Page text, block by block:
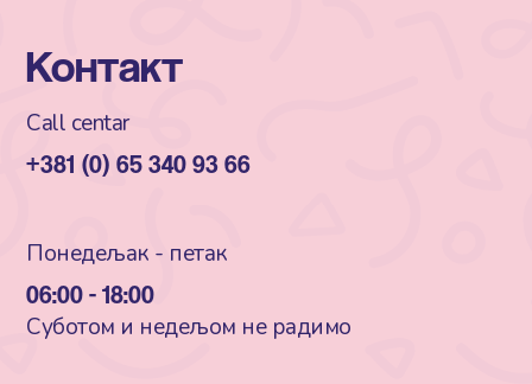
Контакт
Call centar
+381 (0) 65 340 93 66
Понедељак - петак
06:00 - 18:00
Суботом и недељом не радимо